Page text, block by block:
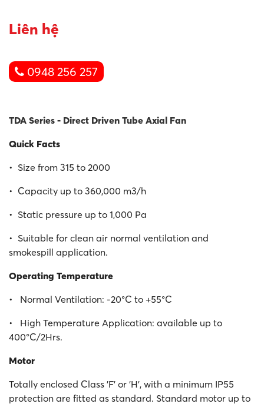
Liên hệ
0948 256 257
TDA Series - Direct Driven Tube Axial Fan
Quick Facts
• Size from 315 to 2000
• Capacity up to 360,000 m3/h
• Static pressure up to 1,000 Pa
• Suitable for clean air normal ventilation and
smokespill application.
Operating Temperature
• Normal Ventilation: -20°C to +55°C
• High Temperature Application: available up to
400°C/2Hrs.
Motor
Totally enclosed Class 'F' or 'H', with a minimum IP55
protection are fitted as standard. Standard motor up to